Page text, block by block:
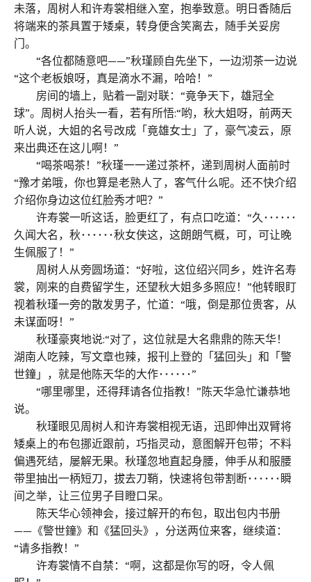
未落，周树人和许寿裳相继入室，抱拳致意。明日香随后
将端来的茶具置于矮桌，转身便含笑离去，随手关妥房
门。
“各位都随意吧——”秋瑾顾自先坐下，一边沏茶一边说
“这个老板娘呀，真是滴水不漏，哈哈！”
房间的墙上，贴着一副对联：“竟争天下，雄冠全
球”。周树人抬头一看，若有所悟:“哟，秋大姐呀，前两天
听人说，大姐的名号改成「竟雄女士」了，豪气凌云，原
来出典还在这儿啊！”
“喝茶喝茶！”秋瑾一一递过茶杯，递到周树人面前时
“豫才弟哦，你也算是老熟人了，客气什么呢。还不快介绍
介绍你身边这位红脸秀才吧？”
许寿裳一听这话，脸更红了，有点口吃道：“久･･････
久闻大名，秋･･････秋女侠这，这朗朗气概，可，可让晚
生佩服了！”
周树人从旁圆场道：“好啦，这位绍兴同乡，姓许名寿
裳，刚来的自费留学生，还望秋大姐多多照应！”他转眼盯
视着秋瑾一旁的散发男子，忙道：“哦，倒是那位贵客，从
未谋面呀！”
秋瑾豪爽地说:“对了，这位就是大名鼎鼎的陈天华！
湖南人吃辣，写文章也辣，报刊上登的「猛回头」和「警
世鐘」，就是他陈天华的大作･･････”
“哪里哪里，还得拜请各位指教！”陈天华急忙谦恭地
说。
秋瑾眼见周树人和许寿裳相视无语，迅即伸出双臂将
矮桌上的布包挪近跟前，巧指灵动，意图解开包带；不料
偏遇死结，屡解无果。秋瑾忽地直起身腰，伸手从和服腰
带里抽出一柄短刀，拔去刀鞘，快速将包带割断･･････瞬
间之举，让三位男子目瞪口呆。
陈天华心领神会，接过解开的布包，取出包内书册
——《警世鐘》和《猛回头》，分送两位来客，继续道：
“请多指教！”
许寿裳情不自禁：“啊，这都是你写的呀，令人佩